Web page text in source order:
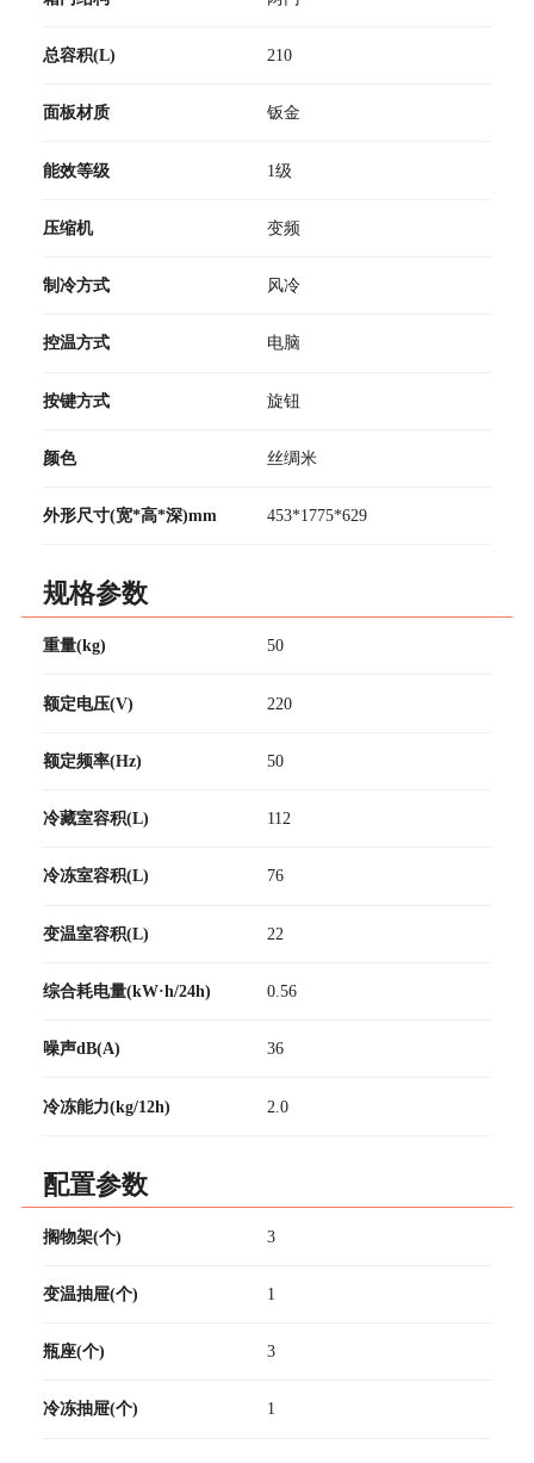
总容积(L) 210
面板材质 钣金
能效等级 1级
压缩机 变频
制冷方式 风冷
控温方式 电脑
按键方式 旋钮
颜色 丝绸米
外形尺寸(宽*高*深)mm 453*1775*629
规格参数
重量(kg) 50
额定电压(V) 220
额定频率(Hz) 50
冷藏室容积(L) 112
冷冻室容积(L) 76
变温室容积(L) 22
综合耗电量(kW·h/24h) 0.56
噪声dB(A) 36
冷冻能力(kg/12h) 2.0
配置参数
搁物架(个) 3
变温抽屉(个) 1
瓶座(个) 3
冷冻抽屉(个) 1